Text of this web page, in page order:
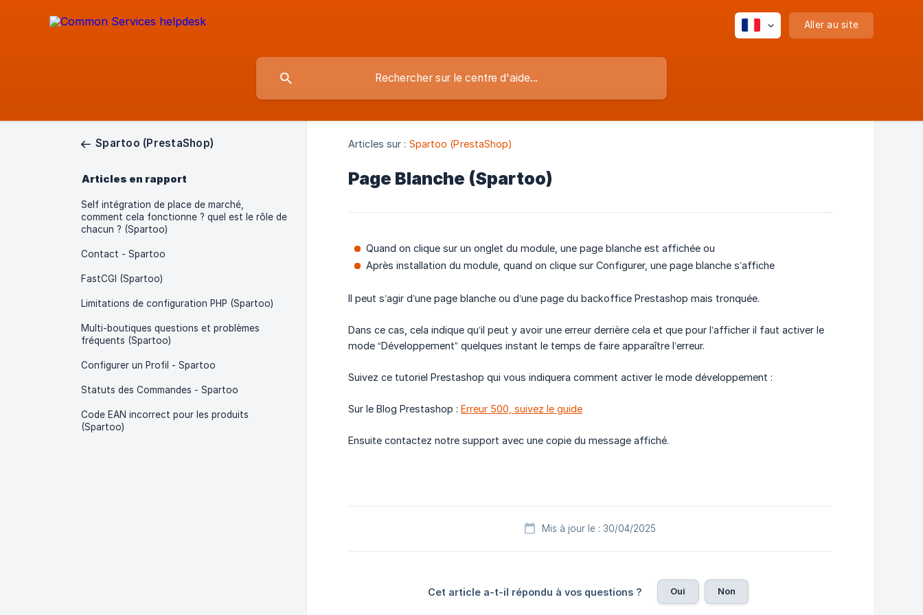
Aller au site
Spartoo (PrestaShop)
Articles en rapport
Self intégration de place de marché,
comment cela fonctionne ? quel est le rôle de
chacun ? (Spartoo)
Contact - Spartoo
FastCGI (Spartoo)
Limitations de configuration PHP (Spartoo)
Multi-boutiques questions et problèmes
fréquents (Spartoo)
Configurer un Profil - Spartoo
Statuts des Commandes - Spartoo
Code EAN incorrect pour les produits
(Spartoo)
Articles sur : Spartoo (PrestaShop)
Page Blanche (Spartoo)
Quand on clique sur un onglet du module, une page blanche est affichée ou
Après installation du module, quand on clique sur Configurer, une page blanche s’affiche
Il peut s’agir d’une page blanche ou d’une page du backoffice Prestashop mais tronquée.
Dans ce cas, cela indique qu’il peut y avoir une erreur derrière cela et que pour l’afficher il faut activer le
mode “Développement” quelques instant le temps de faire apparaître l’erreur.
Suivez ce tutoriel Prestashop qui vous indiquera comment activer le mode développement :
Sur le Blog Prestashop : Erreur 500, suivez le guide
Ensuite contactez notre support avec une copie du message affiché.
Mis à jour le : 30/04/2025
Cet article a-t-il répondu à vos questions ? Oui Non